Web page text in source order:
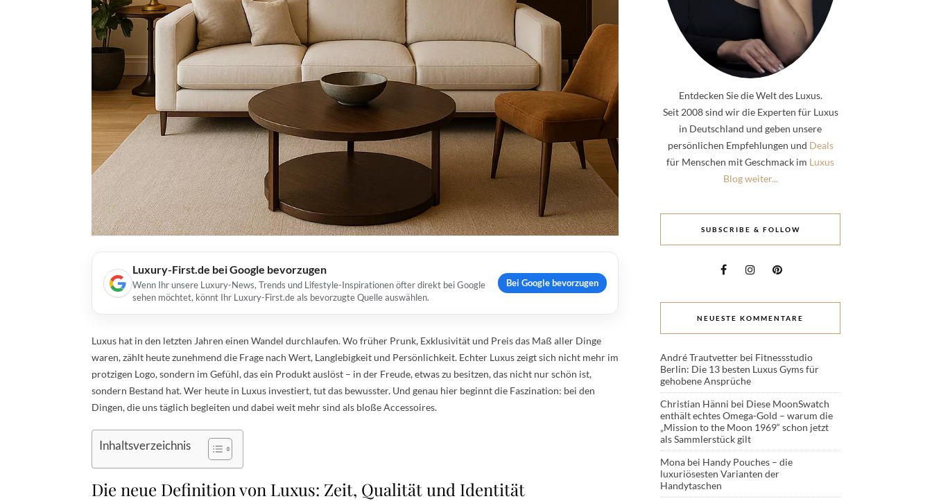
Luxury-First.de bei Google bevorzugen
Wenn Ihr unsere Luxury-News, Trends und Lifestyle-Inspirationen öfter direkt bei Google
sehen möchtet, könnt Ihr Luxury-First.de als bevorzugte Quelle auswählen.
Bei Google bevorzugen
Luxus hat in den letzten Jahren einen Wandel durchlaufen. Wo früher Prunk, Exklusivität und Preis das Maß aller Dinge
waren, zählt heute zunehmend die Frage nach Wert, Langlebigkeit und Persönlichkeit. Echter Luxus zeigt sich nicht mehr im
protzigen Logo, sondern im Gefühl, das ein Produkt auslöst – in der Freude, etwas zu besitzen, das nicht nur schön ist,
sondern Bestand hat. Wer heute in Luxus investiert, tut das bewusster. Und genau hier beginnt die Faszination: bei den
Dingen, die uns täglich begleiten und dabei weit mehr sind als bloße Accessoires.
Inhaltsverzeichnis
Die neue Definition von Luxus: Zeit, Qualität und Identität
Entdecken Sie die Welt des Luxus.
Seit 2008 sind wir die Experten für Luxus
in Deutschland und geben unsere
persönlichen Empfehlungen und Deals
für Menschen mit Geschmack im Luxus
Blog weiter...
SUBSCRIBE & FOLLOW
NEUESTE KOMMENTARE
André Trautvetter bei Fitnessstudio
Berlin: Die 13 besten Luxus Gyms für
gehobene Ansprüche
Christian Hänni bei Diese MoonSwatch
enthält echtes Omega-Gold – warum die
„Mission to the Moon 1969“ schon jetzt
als Sammlerstück gilt
Mona bei Handy Pouches – die
luxuriösesten Varianten der
Handytaschen